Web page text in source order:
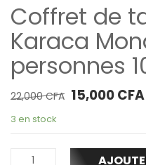
Coffret de
Karaca
personnes
22,000CFA Le prix initial
15,000CFA
3 en stock